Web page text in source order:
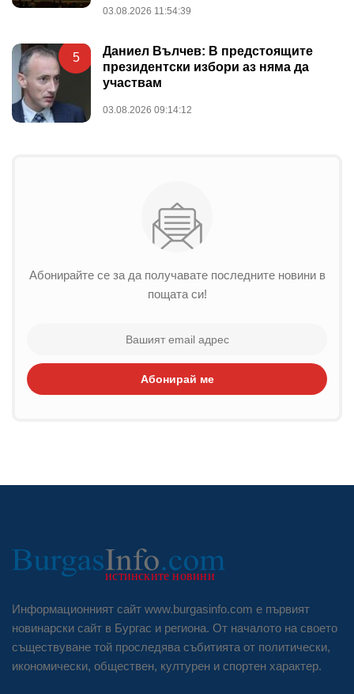
03.08.2026 11:54:39
5
Даниел Вълчев: В предстоящите
президентски избори аз няма да
участвам
03.08.2026 09:14:12
Абонирайте се за да получавате последните новини в
пощата си!
Абонирай ме
Информационният сайт www.burgasinfo.com е първият
новинарски сайт в Бургас и региона. От началото на своето
съществуване той проследява събитията от политически,
икономически, обществен, културен и спортен характер.